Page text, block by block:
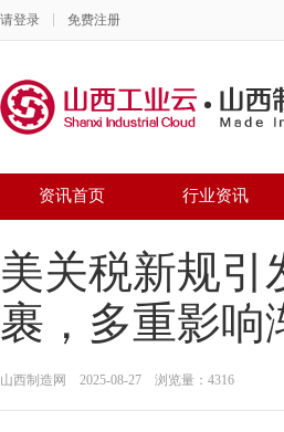
请登录 免费注册
资讯首页 行业资讯
美关税新规引
裹，多重影响
山西制造网 2025-08-27 浏览量：4316